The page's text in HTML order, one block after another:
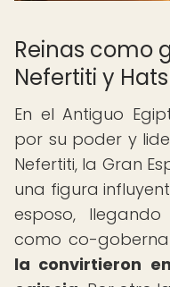
Reinas como
Nefertiti y
En el Antiguo
por su poder y
Nefertiti, la Gran
una figura
esposo,
como co-
la convirtieron